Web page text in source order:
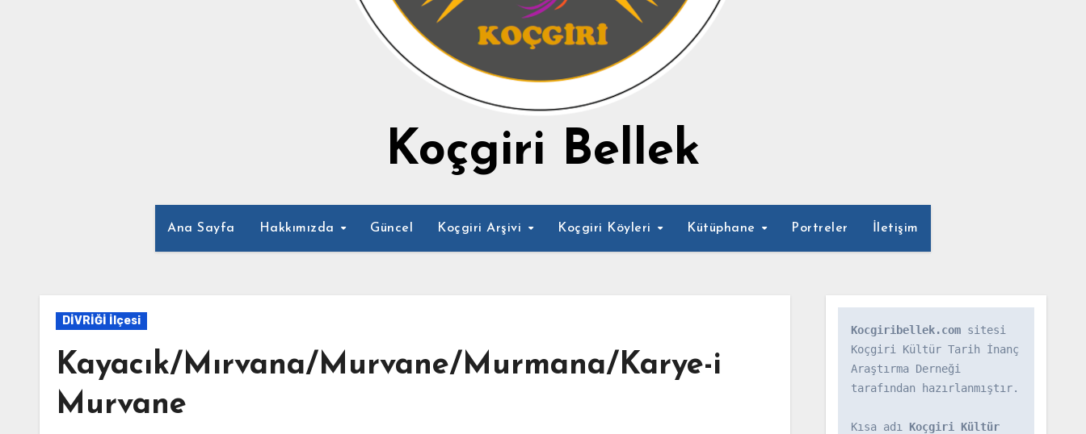
Koçgiri Bellek
Ana Sayfa Hakkımızda Güncel Koçgiri Arşivi Koçgiri Köyleri Kütüphane Portreler İletişim
DİVRİĞİ İlçesi
Kayacık/Mırvana/Murvane/Murmana/Karye-i
Murvane
Kocgiribellek.com sitesi
Koçgiri Kültür Tarih İnanç
Araştırma Derneği
tarafından hazırlanmıştır.
Kısa adı Koçgiri Kültür